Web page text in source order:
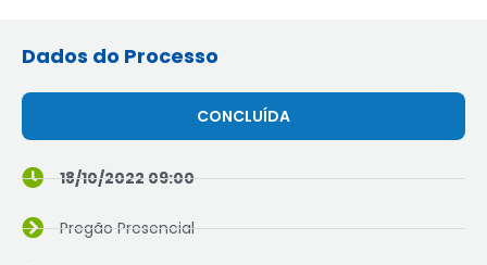
Dados do Processo
CONCLUÍDA
18/10/2022 09:00
Pregão Presencial